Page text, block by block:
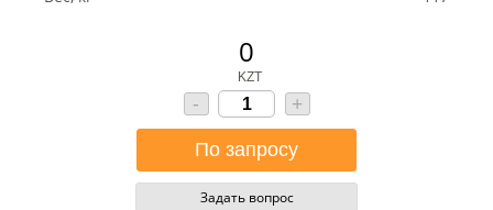
0
KZT
- +
Задать вопрос